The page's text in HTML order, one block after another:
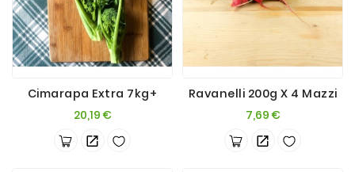
Cimarapa Extra 7kg+
20,19 €Prezzo
Ravanelli 200g X 4 Mazzi
7,69 €Prezzo